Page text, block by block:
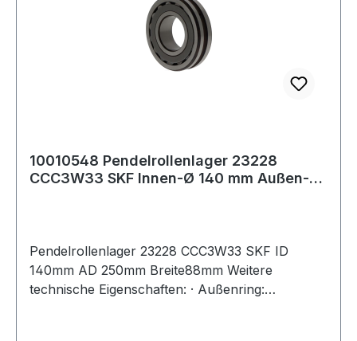
10010548 Pendelrollenlager 23228
CCC3W33 SKF Innen-Ø 140 mm Außen-Ø
Pendelrollenlager 23228 CCC3W33 SKF ID
140mm AD 250mm Breite88mm Weitere
technische Eigenschaften: · Außenring: